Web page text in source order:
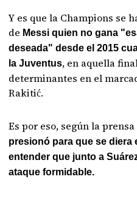
Y es que la Champions se
de Messi quien no gana "
deseada" desde el 2015
la Juventus, en aquella
determinantes en el
Rakitić.
Es por eso, según la
presionó para que se diera
entender que junto a
ataque formidable.